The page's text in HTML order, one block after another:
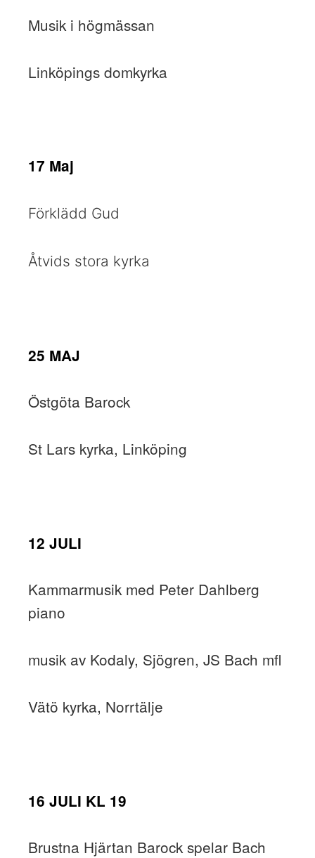
Musik i högmässan
Linköpings domkyrka
17 Maj
Förklädd Gud
Åtvids stora kyrka
25 MAJ
Östgöta Barock
St Lars kyrka, Linköping
12 JULI
Kammarmusik med Peter Dahlberg
piano
musik av Kodaly, Sjögren, JS Bach mfl
Vätö kyrka, Norrtälje
16 JULI KL 19
Brustna Hjärtan Barock spelar Bach